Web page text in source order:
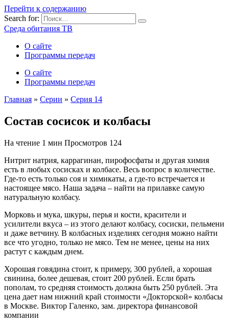
Перейти к содержанию
Search for:
Среда обитания ТВ
О сайте
Программы передач
О сайте
Программы передач
Главная » Серии » Серия 14
Состав сосисок и колбасы
На чтение 1 мин Просмотров 124
Нитрит натрия, каррагинан, пирофосфаты и другая химия
есть в любых сосисках и колбасе. Весь вопрос в количестве.
Где-то есть только соя и химикаты, а где-то встречается и
настоящее мясо. Наша задача – найти на прилавке самую
натуральную колбасу.
Морковь и мука, шкуры, перья и кости, красители и
усилители вкуса – из этого делают колбасу, сосиски, пельмени
и даже ветчину. В колбасных изделиях сегодня можно найти
все что угодно, только не мясо. Тем не менее, цены на них
растут с каждым днем.
Хорошая говядина стоит, к примеру, 300 рублей, а хорошая
свинина, более дешевая, стоит 200 рублей. Если брать
пополам, то средняя стоимость должна быть 250 рублей. Эта
цена дает нам нижний край стоимости «Докторской» колбасы
в Москве. Виктор Галенко, зам. директора финансовой
компании